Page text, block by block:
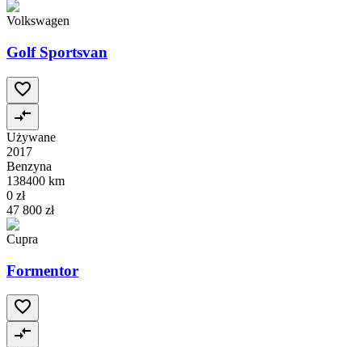
Volkswagen
Golf Sportsvan
Używane
2017
Benzyna
138400 km
0 zł
47 800 zł
Cupra
Formentor